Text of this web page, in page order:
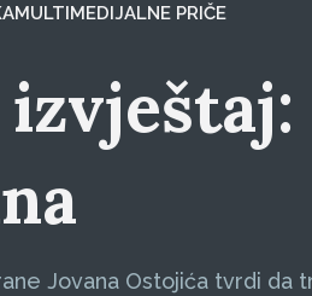
MULTIMEDIJALNE PRIČE
Jovana Ostojića tvrdi